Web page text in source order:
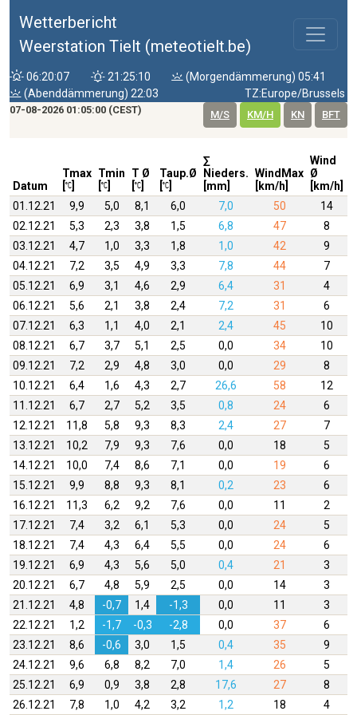
Wetterbericht
Weerstation Tielt (meteotielt.be)
06:20:07 21:25:10
(Morgendämmerung) 05:41
(Abenddämmerung) 22:03
TZ:Europe/Brussels
07-08-2026 01:05:00 (CEST) M/S KM/H KN BFT
Datum
Tmax Tmin
T Ø
Taup.Ø
∑
Nieders.
[mm]
WindMax
[km/h]
Wind
Ø
[km/h]
01.12.21 9,9 5,0 8,1 6,0 7,0 50 14
02.12.21
5,3 2,3 3,8 1,5 6,8 47
8
03.12.21
4,7 1,0 3,3 1,8 1,0 42 9
04.12.21
7,2 3,5 4,9 3,3 7,8 44 7
05.12.21
6,9 3,1 4,6 2,9 6,4 31
4
06.12.21
5,6 2,1 3,8 2,4 7,2 31
6
07.12.21
6,3 1,1 4,0 2,1 2,4 45
10
08.12.21
6,7 3,7 5,1 2,5 0,0 34 10
09.12.21
7,2 2,9 4,8 3,0 0,0 29
8
10.12.21
6,4 1,6 4,3 2,7 26,6 58 12
11.12.21
6,7 2,7 5,2 3,5 0,8 24 6
12.12.21
11,8 5,8 9,3 8,3 2,4 27 7
13.12.21
10,2 7,9 9,3 7,6 0,0 18
5
14.12.21
10,0 7,4 8,6 7,1 0,0 19 6
15.12.21
9,9 8,8 9,3 8,1 0,2 23 6
16.12.21
11,3 6,2 9,2 7,6 0,0 11
2
17.12.21
7,4 3,2 6,1 5,3 0,0 24 5
18.12.21
7,4 4,3 6,4 5,5 0,0 24 6
19.12.21
6,9 4,3 5,6 5,0 0,4 21 3
20.12.21
6,7 4,8 5,9 2,5 0,0 14
3
21.12.21
4,8 -0,7 1,4 -1,3 0,0 11 3
22.12.21
1,2 -1,7 -0,3 -2,8 0,0 37 6
23.12.21
8,6 -0,6 3,0 1,5 0,4 35 9
24.12.21
9,6 6,8 8,2 7,0 1,4 26 5
25.12.21
6,9 0,9 3,8 2,8 17,6 27 8
26.12.21
7,8 1,0 4,2 3,2 1,2 18 4